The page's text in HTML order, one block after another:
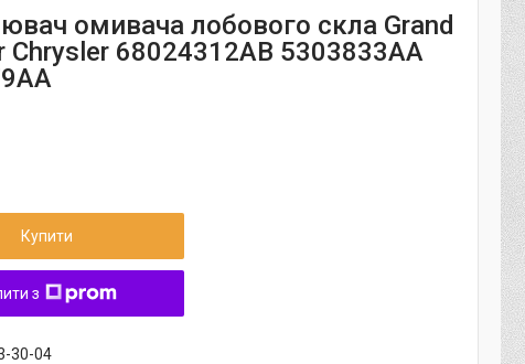
омивача лобового скла Grand
Chrysler 68024312AB 5303833AA
Купити
з
30-04